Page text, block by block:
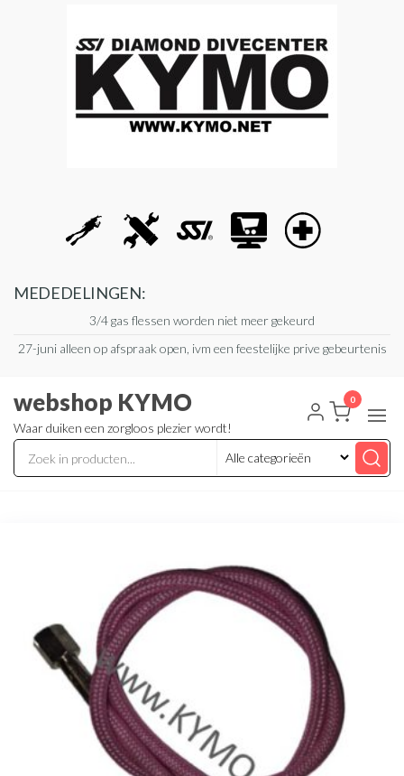
MEDEDELINGEN:
3/4 gas flessen worden niet meer gekeurd
27-juni alleen op afspraak open, ivm een feestelijke prive gebeurtenis
webshop KYMO
Waar duiken een zorgloos plezier wordt!
0